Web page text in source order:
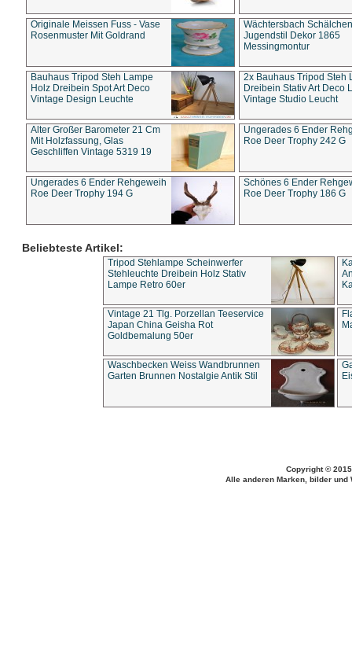
Originale Meissen Fuss - Vase
Rosenmuster Mit Goldrand
Wächtersbach Schälchen
Jugendstil Dekor 1865
Messingmontur
Bauhaus Tripod Steh Lampe
Holz Dreibein Spot Art Deco
Vintage Design Leuchte
2x Bauhaus Tripod Steh
Dreibein Stativ Art Deco
Vintage Studio Leucht
Alter Großer Barometer 21 Cm
Mit Holzfassung, Glas
Geschliffen Vintage 5319 19
Ungerades 6 Ender
Roe Deer Trophy 242 G
Ungerades 6 Ender Rehgeweih
Roe Deer Trophy 194 G
Schönes 6 Ender
Roe Deer Trophy 186 G
Beliebteste Artikel:
Tripod Stehlampe Scheinwerfer
Stehleuchte Dreibein Holz Stativ
Lampe Retro 60er
Vintage 21 Tlg. Porzellan Teeservice
Japan China Geisha Rot
Goldbemalung 50er
Waschbecken Weiss Wandbrunnen
Garten Brunnen Nostalgie Antik Stil
Copyright ©
Alle anderen Marken, bilder und